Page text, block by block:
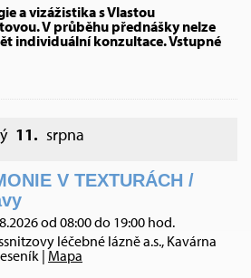
a vizážistika s Vlastou
V průběhu přednášky nelze
individuální konzultace. Vstupné
11. srpna
V TEXTURÁCH /
od 08:00 do 19:00 hod.
léčebné lázně a.s., Kavárna
| Mapa